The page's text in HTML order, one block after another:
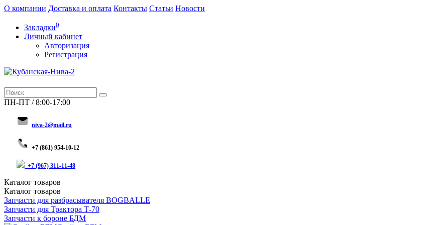
О компании Доставка и оплата Контакты Статьи Новости
Закладки0
Личный кабинет
Авторизация
Регистрация
ПН-ПТ / 8:00-17:00
niva-2@mail.ru
+7 (861) 954-10-12
+7 (967) 311-11-48
Каталог товаров
Каталог товаров
Запчасти для разбрасывателя BOGBALLE
Запчасти для Трактора Т-70
Запчасти к бороне БДМ